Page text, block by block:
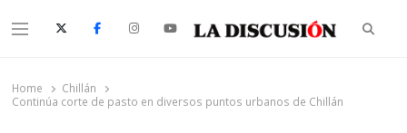
Menu
Home
Chillán
Continúa corte de pasto en diversos puntos urbanos de Chillán